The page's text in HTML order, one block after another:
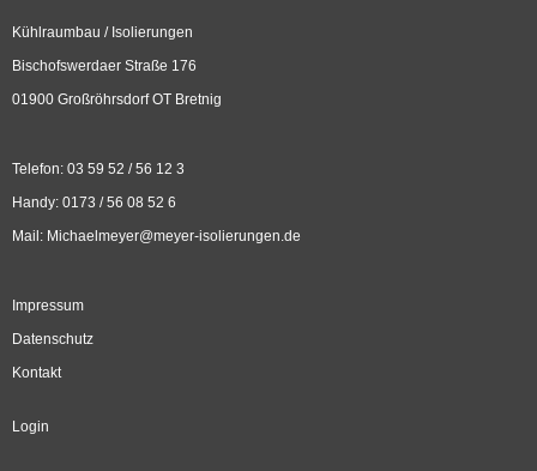
Kühlraumbau / Isolierungen
Bischofswerdaer Straße 176
01900 Großröhrsdorf OT Bretnig
Telefon: 03 59 52 / 56 12 3
Handy: 0173 / 56 08 52 6
Mail: Michaelmeyer@meyer-isolierungen.de
Impressum
Datenschutz
Kontakt
Login